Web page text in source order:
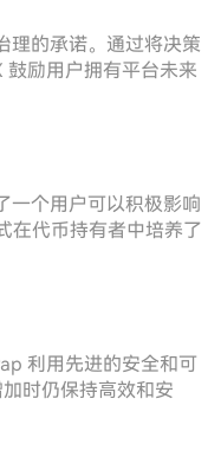
理的承诺。通过将决策
励用户拥有平台未来
一个用户可以积极影响
在代币持有者中培养了
利用先进的安全和可
时仍保持高效和安